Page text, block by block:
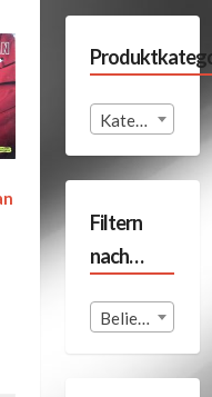
Kategorie auswählen
Filtern
nach…
Beliebige Format